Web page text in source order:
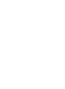
: